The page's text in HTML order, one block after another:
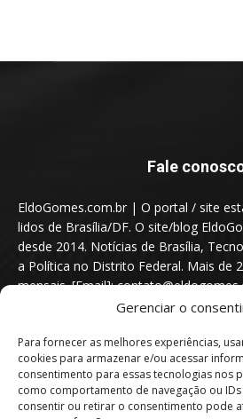
Gerenciar o
Para fornecer as melhores experiências,
cookies para armazenar e/ou acessar
consentimento para essas tecnologias nos
como comportamento de navegação ou
consentir ou retirar o consentimento pode
Fale
EldoGomes.com.br | O portal / site
lidos de Brasília/DF. O site/blog
desde 2014. Notícias de Brasília,
a Política no Distrito Federal. Mais de
mensais. [Email]: